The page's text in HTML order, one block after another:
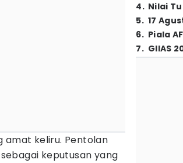
amat keliru. Pentolan
keputusan yang
4. Nilai
5. 17
6. Piala
7. GIIAS